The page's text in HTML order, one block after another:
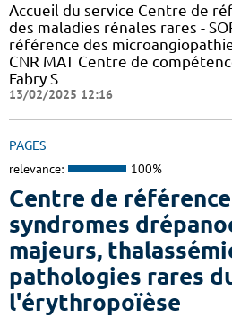
Accueil du service Centre de
des maladies rénales rares -
référence des
CNR MAT Centre de
Fabry S
13/02/2025 12:16
PAGES
relevance: 100%
Centre de
syndromes
majeurs,
pathologies rares
l'érythropoïèse